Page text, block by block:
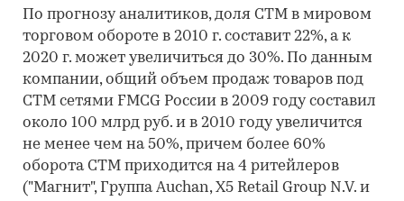
По прогнозу аналитиков, доля СТМ в мировом
торговом обороте в 2010 г. составит 22%, а к
2020 г. может увеличиться до 30%. По данным
компании, общий объем продаж товаров под
СТМ сетями FMCG России в 2009 году составил
около 100 млрд руб. и в 2010 году увеличится
не менее чем на 50%, причем более 60%
оборота СТМ приходится на 4 ритейлеров
("Магнит", Группа Auchan, X5 Retail Group N.V. и